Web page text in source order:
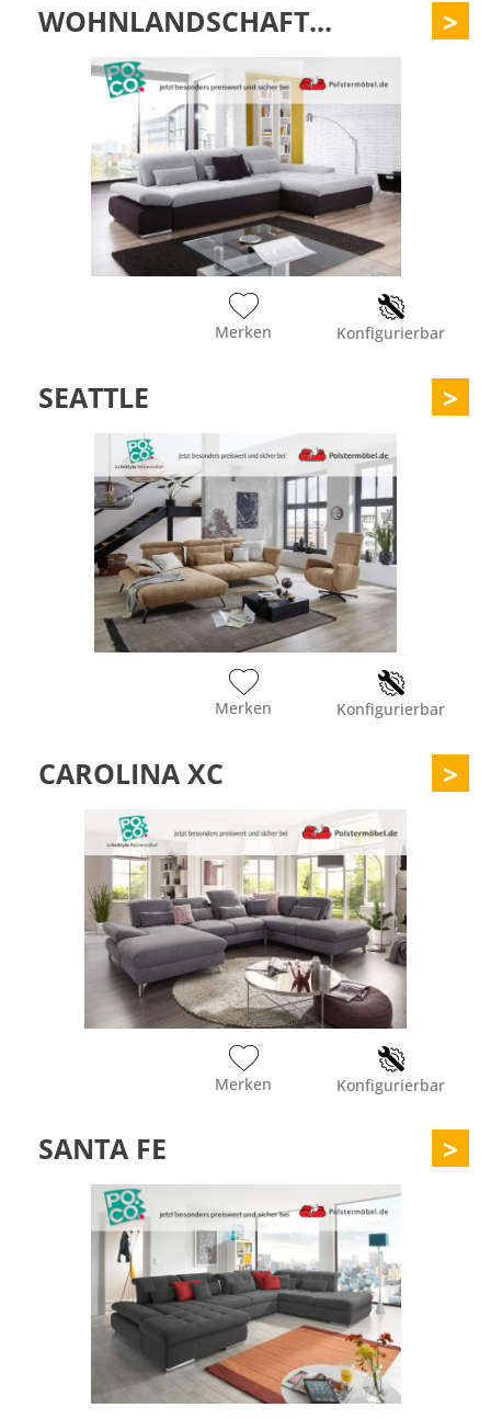
WOHNLANDSCHAFT... >
Merken Konfigurierbar
SEATTLE >
Merken Konfigurierbar
CAROLINA XC >
Merken Konfigurierbar
SANTA FE >